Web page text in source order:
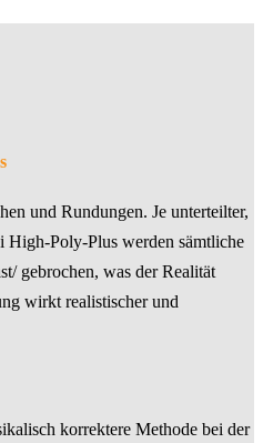
und Rundungen. Je unterteilter,
High-Poly-Plus werden sämtliche
gebrochen, was der Realität
wirkt realistischer und
korrektere Methode bei der